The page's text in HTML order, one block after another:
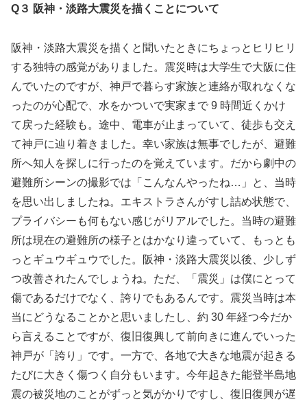
Q３ 阪神・淡路大震災を描くことについて
阪神・淡路大震災を描くと聞いたときにちょっとヒリヒリ
する独特の感覚がありました。震災時は大学生で大阪に住
んでいたのですが、神戸で暮らす家族と連絡が取れなくな
ったのが心配で、水をかついで実家まで 9 時間近くかけ
て戻った経験も。途中、電車が止まっていて、徒歩も交え
て神戸に辿り着きました。幸い家族は無事でしたが、避難
所へ知人を探しに行ったのを覚えています。だから劇中の
避難所シーンの撮影では「こんなんやったね…」と、当時
を思い出しましたね。エキストラさんがすし詰め状態で、
プライバシーも何もない感じがリアルでした。当時の避難
所は現在の避難所の様子とはかなり違っていて、もっとも
っとギュウギュウでした。阪神・淡路大震災以後、少しず
つ改善されたんでしょうね。ただ、「震災」は僕にとって
傷であるだけでなく、誇りでもあるんです。震災当時は本
当にどうなることかと思いましたし、約 30 年経つ今だか
ら言えることですが、復旧復興して前向きに進んでいった
神戸が「誇り」です。一方で、各地で大きな地震が起きる
たびに大きく傷つく自分もいます。今年起きた能登半島地
震の被災地のことがずっと気がかりですし、復旧復興が遅